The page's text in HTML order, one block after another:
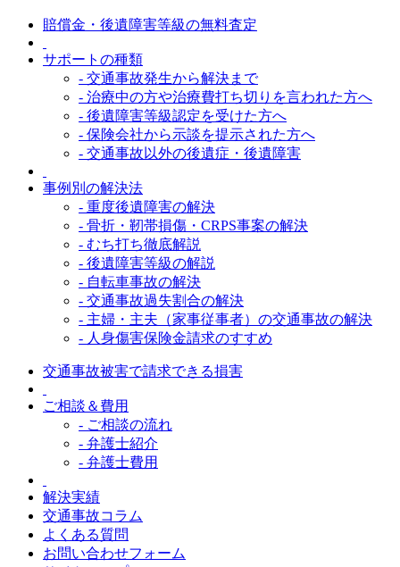
賠償金・後遺障害等級の無料査定
サポートの種類
- 交通事故発生から解決まで
- 治療中の方や治療費打ち切りを言われた方へ
- 後遺障害等級認定を受けた方へ
- 保険会社から示談を提示された方へ
- 交通事故以外の後遺症・後遺障害
事例別の解決法
- 重度後遺障害の解決
- 骨折・靭帯損傷・CRPS事案の解決
- むち打ち徹底解説
- 後遺障害等級の解説
- 自転車事故の解決
- 交通事故過失割合の解決
- 主婦・主夫（家事従事者）の交通事故の解決
- 人身傷害保険金請求のすすめ
交通事故被害で請求できる損害
ご相談＆費用
- ご相談の流れ
- 弁護士紹介
- 弁護士費用
解決実績
交通事故コラム
よくある質問
お問い合わせフォーム